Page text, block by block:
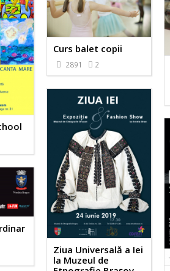
Curs balet copii
2891 2
Ziua Universală a Iei
la Muzeul de